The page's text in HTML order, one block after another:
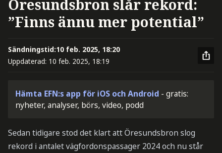
Öresundsbron slår rekord:
”Finns ännu mer potential”
Sändningstid:10 feb. 2025, 18:20
Uppdaterad: 10 feb. 2025, 18:19
Hämta EFN:s app för iOS och Android - gratis:
nyheter, analyser, börs, video, podd
Sedan tidigare stod det klart att Öresundsbron slog
rekord i antalet vägfordonspassager 2024 och nu står